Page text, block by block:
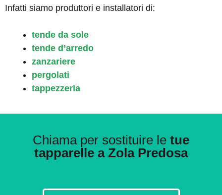
Infatti siamo produttori e installatori di:
tende da sole
tende d’arredo
zanzariere
pergolati
tappezzeria
Chiama per sostituire le tue
tapparelle a Zola Predosa